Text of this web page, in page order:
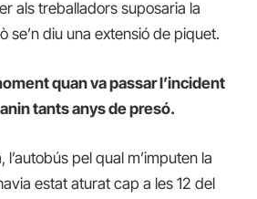
als treballadors suposaria la
se’n diu una extensió de piquet.
quan va passar l’incident
tants anys de presó.
l’autobús pel qual m’imputen la
estat aturat cap a les 12 del